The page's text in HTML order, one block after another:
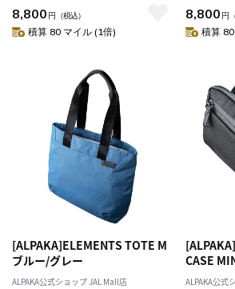
8,800 円 （税込）
積算 80 マイル (1倍)
8,800 円
積算
[ALPAKA]ELEMENTS TOTE M
ブルー/グレー
ALPAKA公式ショップ JAL Mall店
CASE
ALPAKA公式